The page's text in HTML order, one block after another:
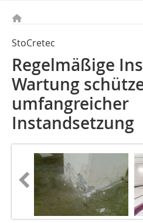
StoCretec
Regelmäßige
Wartung
umfangreicher
Instandsetzung